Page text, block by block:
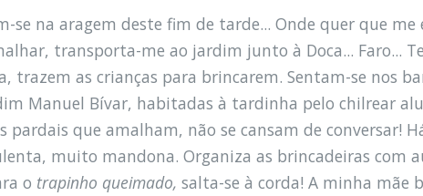
se na aragem deste fim de tarde... Onde quer que
transporta-me ao jardim junto à Doca... Faro...
trazem as crianças para brincarem. Sentam-se nos
Manuel Bívar, habitadas à tardinha pelo chilrear
pardais que amalham, não se cansam de conversar!
muito mandona. Organiza as brincadeiras com
o trapinho queimado, salta-se à corda! A minha mãe